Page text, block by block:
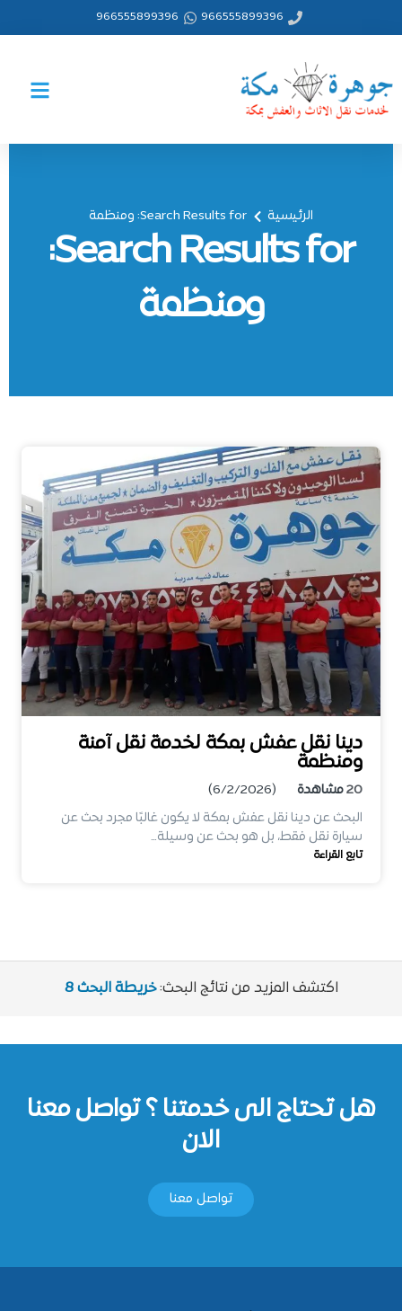
966555899396
966555899396
الرئيسية Search Results for: ومنظمة
Search Results for:
ومنظمة
دينا نقل عفش بمكة لخدمة نقل آمنة
ومنظمة
20مشاهدة
(6/2/2026)
البحث عن دينا نقل عفش بمكة لا يكون غالبًا مجرد بحث عن
سيارة نقل فقط، بل هو بحث عن وسيلة…
تابع القراءة
اكتشف المزيد من نتائج البحث:خريطة البحث 8
هل تحتاج الى خدمتنا ؟ تواصل معنا
الان
تواصل معنا